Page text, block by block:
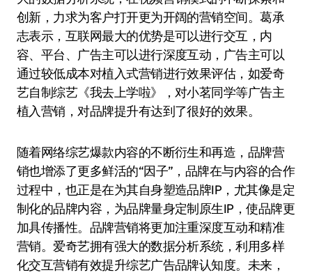
创新，力求为客户打开更为开阔的营销空间。葛承
志表示，互联网最大的优势是可以进行交互，内
容、平台、广告主可以进行深度互动，广告主可以
通过较低成本对植入式营销进行效果评估，如爱奇
艺自制综艺《我去上学啦》，对小茗同学等广告主
植入营销，对品牌提升有达到了很好的效果。
随着网络综艺爆款内容的不断衍生和再造，品牌营
销也增添了更多鲜活的“因子”，品牌在与内容的合作
过程中，也正是在为其自身塑造品牌IP，尤其像是定
制化的品牌内容，为品牌量身定制原生IP，使品牌更
加具传播性。品牌营销将更加注重深度互动和精准
营销。爱奇艺拥有强大的数据分析系统，利用多样
化交互营销有效提升综艺广告品牌认知度。未来，